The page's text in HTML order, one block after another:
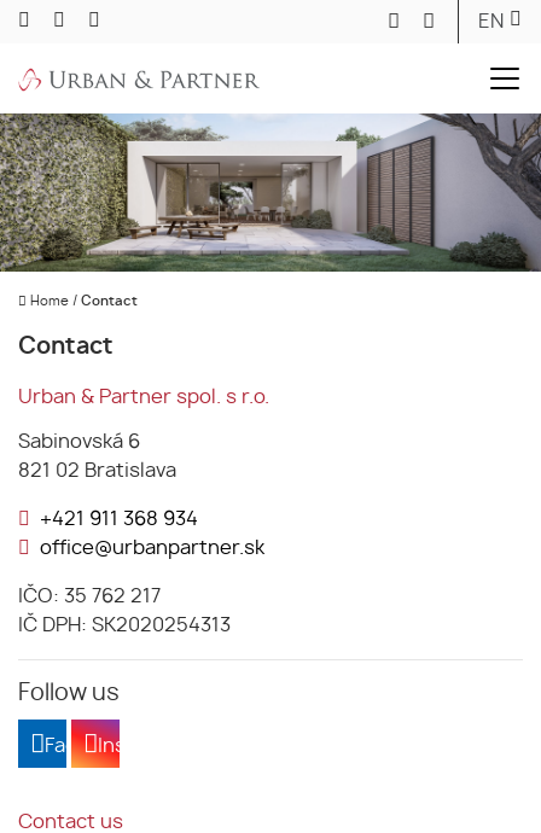
EN
Home / Contact
Contact
Urban & Partner spol. s r.o.
Sabinovská 6
821 02 Bratislava
+421 911 368 934
office@urbanpartner.sk
IČO: 35 762 217
IČ DPH: SK2020254313
Follow us
FacebookInstagram
Contact us